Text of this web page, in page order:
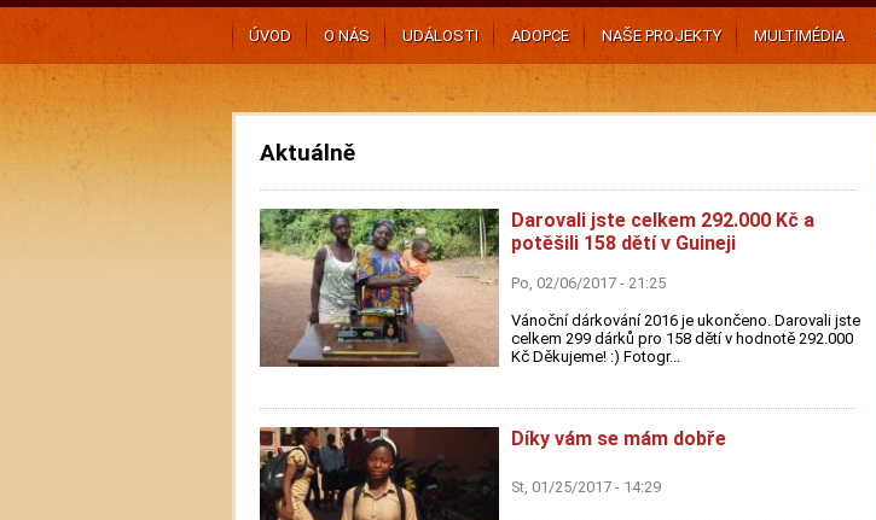
ÚVOD O NÁS UDÁLOSTI ADOPCE NAŠE PROJEKTY MULTIMÉDIA
Aktuálně
Darovali jste celkem 292.000 Kč a
potěšili 158 dětí v Guineji
Po, 02/06/2017 - 21:25
Vánoční dárkování 2016 je ukončeno. Darovali jste
celkem 299 dárků pro 158 dětí v hodnotě 292.000
Kč Děkujeme! :) Fotogr...
Díky vám se mám dobře
St, 01/25/2017 - 14:29